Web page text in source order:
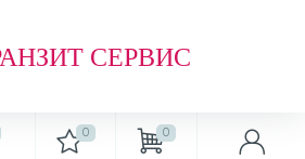
СЕРВИС
0 0